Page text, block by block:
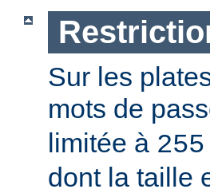
Sur les
mots de
limitée à 255
dont la taille